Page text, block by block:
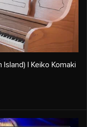
Island) | Keiko Komaki